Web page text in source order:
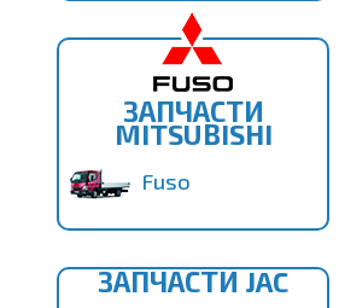
ЗАПЧАСТИ
MITSUBISHI
Fuso
ЗАПЧАСТИ JAC